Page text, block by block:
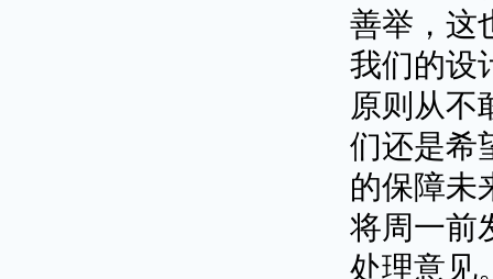
善举，这
我们的设
原则从不
们还是希
的保障未
将周一前
处理意见